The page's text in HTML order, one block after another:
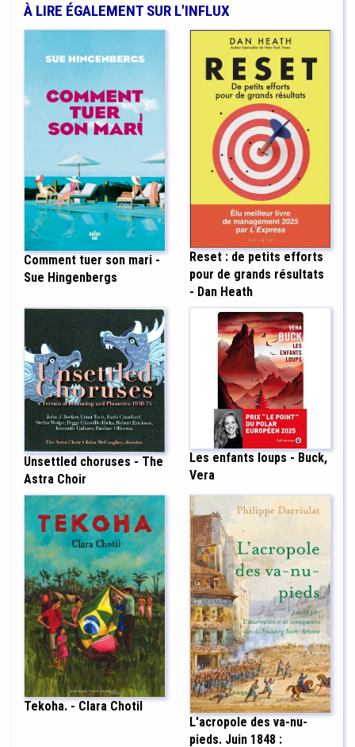
À LIRE ÉGALEMENT SUR L'INFLUX
Comment tuer son mari -
Sue Hingenbergs
Reset : de petits efforts
pour de grands résultats
- Dan Heath
Unsettled choruses - The
Astra Choir
Les enfants loups - Buck,
Vera
Tekoha. - Clara Chotil
L'acropole des va-nu-
pieds. Juin 1848 :